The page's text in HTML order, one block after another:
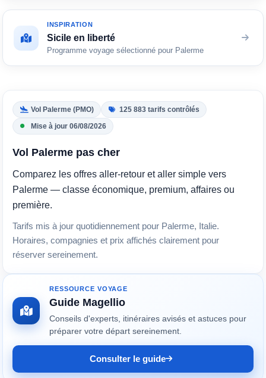
INSPIRATION
Sicile en liberté
Programme voyage sélectionné pour Palerme
Vol Palerme (PMO) 125 883 tarifs contrôlés
Mise à jour 06/08/2026
Vol Palerme pas cher
Comparez les offres aller-retour et aller simple vers
Palerme — classe économique, premium, affaires ou
première.
Tarifs mis à jour quotidiennement pour Palerme, Italie.
Horaires, compagnies et prix affichés clairement pour
réserver sereinement.
RESSOURCE VOYAGE
Guide Magellio
Conseils d'experts, itinéraires avisés et astuces pour
préparer votre départ sereinement.
Consulter le guide